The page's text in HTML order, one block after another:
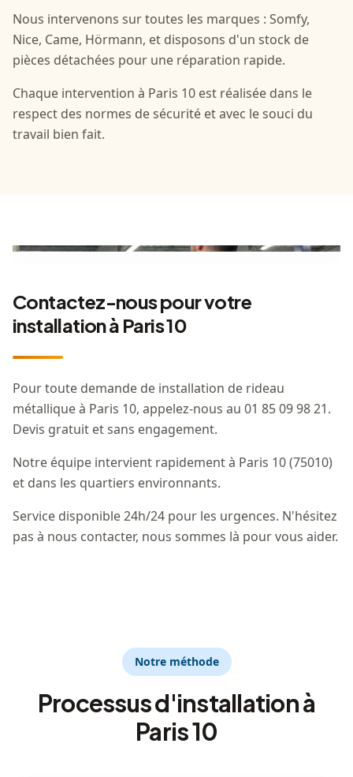
Nous intervenons sur toutes les marques : Somfy,
Nice, Came, Hörmann, et disposons d'un stock de
pièces détachées pour une réparation rapide.
Chaque intervention à Paris 10 est réalisée dans le
respect des normes de sécurité et avec le souci du
travail bien fait.
Contactez-nous pour votre
installation à Paris 10
Pour toute demande de installation de rideau
métallique à Paris 10, appelez-nous au 01 85 09 98 21.
Devis gratuit et sans engagement.
Notre équipe intervient rapidement à Paris 10 (75010)
et dans les quartiers environnants.
Service disponible 24h/24 pour les urgences. N'hésitez
pas à nous contacter, nous sommes là pour vous aider.
Notre méthode
Processus d'installation à
Paris 10